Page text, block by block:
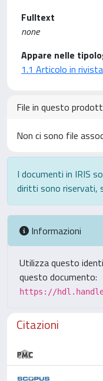
Fulltext
none
Appare nelle
1.1 Articolo in rivista
File in questo
Non ci sono file
I documenti in IRIS
diritti sono riservati,
Informazioni
Utilizza questo
questo documento:
https://
Citazioni